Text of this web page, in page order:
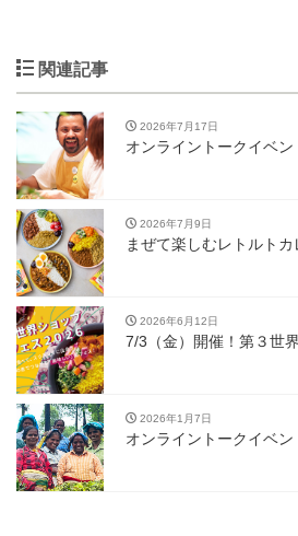
関連記事
2026年7月17日
オンライントークイベン
2026年7月9日
まぜて楽しむレトルトカ
2026年6月12日
7/3（金）開催！第３世
2026年1月7日
オンライントークイベン